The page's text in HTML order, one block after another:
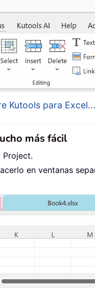
Kutools para Excel...
más fácil
Project.
en ventanas